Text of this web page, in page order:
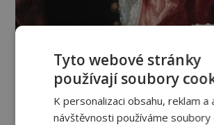
Tyto webové stránky
používají soubory
K personalizaci obsahu, reklam a
návštěvnosti používáme soubory